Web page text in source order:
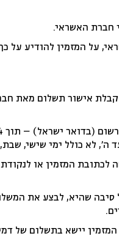
חברת האשראי.
על המזמין להודיע על
אישור תשלום מאת
ה’, לא כולל ימי שישי,
המזמין או
שהיא, לבצע את
יישא בתשלום של